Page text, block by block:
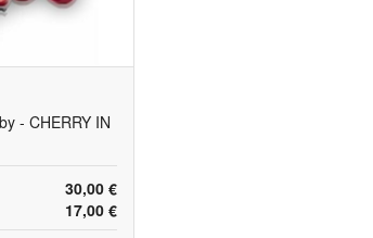
- CHERRY IN
30,00 €
17,00 €